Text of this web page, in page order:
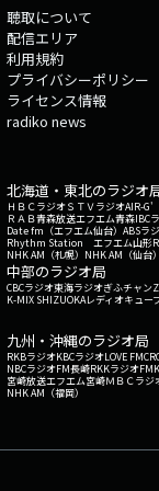
聴取について
配信エリア
利用規約
プライバシーポリシー
ライセンス情報
radiko news
北海道・東北のラジオ
ＨＢＣラジオＳＴＶラジオAIR-G'
ＲＡＢ青森放送エフエム青森IBC
Date fm（エフエム仙台） ABSラ
Rhythm Station エフエム山形
NHK AM（札幌） NHK AM（仙台
中部のラジオ局
CBCラジオ東海ラジオぎふチャン
K-MIX SHIZUOKAレディオキュー
九州・沖縄のラジオ局
RKBラジオKBCラジオLOVE FM
NBCラジオFM長崎RKKラジオ
宮崎放送エフエム宮崎ＭＢＣラジ
NHK AM（福岡）